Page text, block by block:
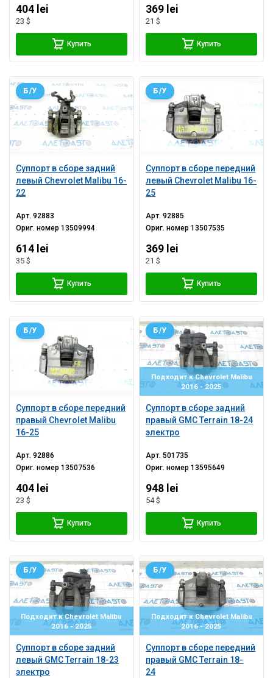
404 lei
23 $
Купить
369 lei
21 $
Купить
Суппорт в сборе задний
левый Chevrolet Malibu 16-
22
Б/У
Арт.92883
Ориг. номер13509994
614 lei
35 $
Купить
Суппорт в сборе передний
левый Chevrolet Malibu 16-
25
Б/У
Арт.92885
Ориг. номер13507535
369 lei
21 $
Купить
Суппорт в сборе передний
правый Chevrolet Malibu
16-25
Б/У
Арт.92886
Ориг. номер13507536
404 lei
23 $
Купить
Подходит к Chevrolet Malibu
2016 - 2025
Суппорт в сборе задний
правый GMC Terrain 18-24
электро
Б/У
Арт.501735
Ориг. номер13595649
948 lei
54 $
Купить
Подходит к Chevrolet Malibu
2016 - 2025
Суппорт в сборе задний
левый GMC Terrain 18-23
электро
Б/У
Подходит к Chevrolet Malibu
2016 - 2025
Суппорт в сборе передний
правый GMC Terrain 18-
24
Б/У